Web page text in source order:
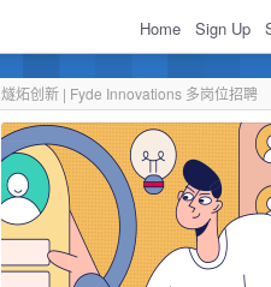
Home Sign Up
燧炻创新 | Fyde Innovations 多岗位招聘